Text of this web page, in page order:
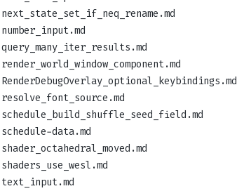
next_state_set_if_neq_rename.md
number_input.md
query_many_iter_results.md
render_world_window_component.md
RenderDebugOverlay_optional_keybindings.md
resolve_font_source.md
schedule_build_shuffle_seed_field.md
schedule-data.md
shader_octahedral_moved.md
shaders_use_wesl.md
text_input.md